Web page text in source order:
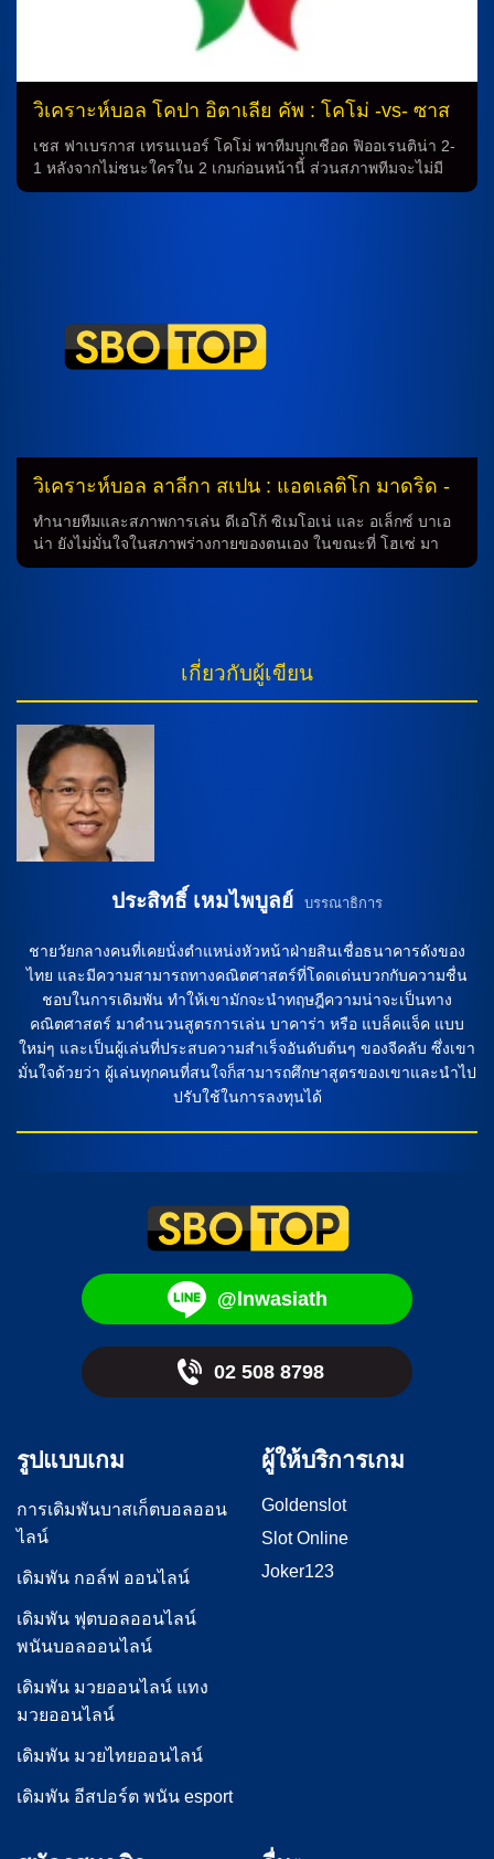
อุไน นูนเญซ, วิคเตอร์ เนลส์สัน และ มาร์ติน เฟรเซ่ ต้องพยายาม
ให้ดีอย่างมาก การระบาดของโรค มีข่าวร้ายๆ […]
วิเคราะห์บอล โคปา อิตาเลีย คัพ : โคโม่ -vs- ซาส
ซูโอโล่
เชส ฟาเบรกาส เทรนเนอร์ โคโม่ พาทีมบุกเชือด ฟิออเรนติน่า 2-
1 หลังจากไม่ชนะใครใน 2 เกมก่อนหน้านี้ ส่วนสภาพทีมจะไม่มี
อัสซาน ดิเยา, อิ๊กนาเซ่ ฟาน เดอ เบรมป์ และ อัลแบรโต้ ดอสเซ
เฆซุส โรดรีเกซ คอยช่วย ฟาบิโอ กรอสโซ่ นายใหญ่ ซาสซูโอโล่
สู้ได้ดีเลยในเกมล่าสุดแม้จะแพ้ อินเตอร์ […]
วิเคราะห์บอล ลาลีกา สเปน : แอตเลติโก มาดริด -
vs- ราโย บาเยกาโน่
ทำนายทีมและสภาพการเล่น ดีเอโก้ ซิเมโอเน่ และ อเล็กซ์ บาเอ
น่า ยังไม่มั่นใจในสภาพร่างกายของตนเอง ในขณะที่ โฮเซ่ มา
เรีย คีเมเนซ ยังต้องรอการประเมินสภาพความฟิตอีกบางส่วน การ
ความฟิต อย่างไร้สาระ นอกจากนี้ คอนเตนเดอร์ กัลลาเกอร์, อูไน
โลเปซ, และ เป๊ป ชาบาร์เรีย ก็มีโอกาสสลับลงสนามในเกมนี้ การ
ยาน โอบลัค ป้องกันมือเกม และ ฮูเลียน อัลวาเรซ และ อองตวน
กรีซมันน์ เป็นกองหน้า ในขณะเดียวกันทีมอินญีโก้ เปเรซ จะเล่น
ในระบบ (4-2-3-1) โดยให้ […]
เกี่ยวกับผู้เขียน
ประสิทธิ์ เหมไพบูลย์ บรรณาธิการ
ชายวัยกลางคนที่เคยนั่งตำแหน่งหัวหน้าฝ่ายสินเชื่อธนาคารดังของ
ไทย และมีความสามารถทางคณิตศาสตร์ที่โดดเด่นบวกกับความชื่น
ชอบในการเดิมพัน ทำให้เขามักจะนำทฤษฎีความน่าจะเป็นทาง
คณิตศาสตร์ มาคำนวนสูตรการเล่น บาคาร่า หรือ แบล็คแจ็ค แบบ
ใหม่ๆ และเป็นผู้เล่นที่ประสบความสำเร็จอันดับต้นๆ ของจีคลับ ซึ่งเขา
มั่นใจด้วยว่า ผู้เล่นทุกคนที่สนใจก็สามารถศึกษาสูตรของเขาและนำไป
ปรับใช้ในการลงทุนได้
@lnwasiath
02 508 8798
รูปแบบเกม
การเดิมพันบาสเก็ตบอลออน
ไลน์
เดิมพัน กอล์ฟ ออนไลน์
เดิมพัน ฟุตบอลออนไลน์
พนันบอลออนไลน์
เดิมพัน มวยออนไลน์ แทง
มวยออนไลน์
เดิมพัน มวยไทยออนไลน์
เดิมพัน อีสปอร์ต พนัน esport
ผู้ให้บริการเกม
Goldenslot
Slot Online
Joker123